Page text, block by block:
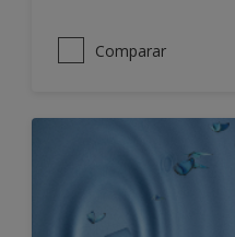
Comparar